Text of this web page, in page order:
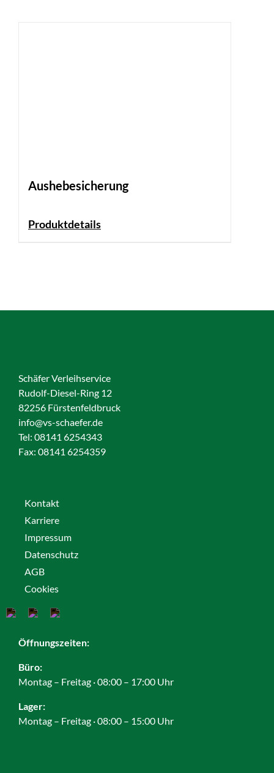
Aushebesicherung
Produktdetails
Schäfer Verleihservice
Rudolf-Diesel-Ring 12
82256 Fürstenfeldbruck
info@vs-schaefer.de
Tel: 08141 6254343
Fax: 08141 6254359
Kontakt
Karriere
Impressum
Datenschutz
AGB
Cookies
Öffnungszeiten:
Büro:
Montag – Freitag · 08:00 – 17:00 Uhr
Lager:
Montag – Freitag · 08:00 – 15:00 Uhr